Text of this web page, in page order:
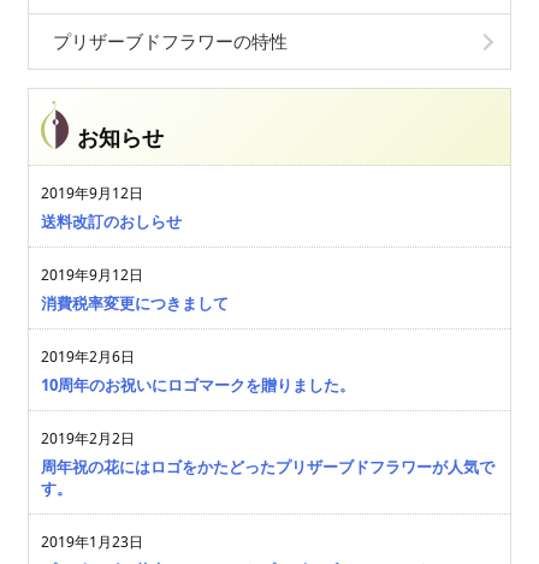
プリザーブドフラワーの特性
お知らせ
2019年9月12日
送料改訂のおしらせ
2019年9月12日
消費税率変更につきまして
2019年2月6日
10周年のお祝いにロゴマークを贈りました。
2019年2月2日
周年祝の花にはロゴをかたどったプリザーブドフラワーが人気で
す。
2019年1月23日